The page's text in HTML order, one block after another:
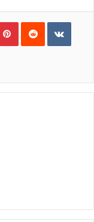
Pinterest Reddit